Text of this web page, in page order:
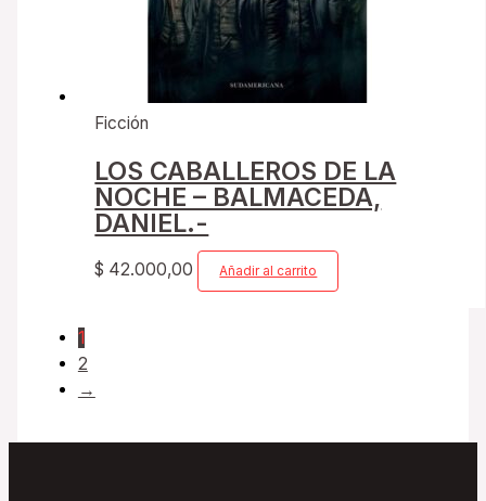
Ficción
LOS CABALLEROS DE LA
NOCHE – BALMACEDA,
DANIEL.-
$ 42.000,00 Añadir al carrito
1
2
→